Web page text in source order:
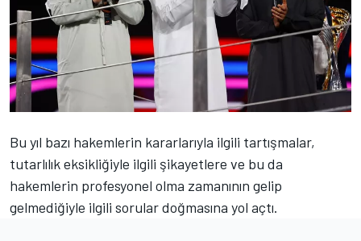
Bu yıl bazı hakemlerin kararlarıyla ilgili tartışmalar,
tutarlılık eksikliğiyle ilgili şikayetlere ve bu da
hakemlerin profesyonel olma zamanının gelip
gelmediğiyle ilgili sorular doğmasına yol açtı.